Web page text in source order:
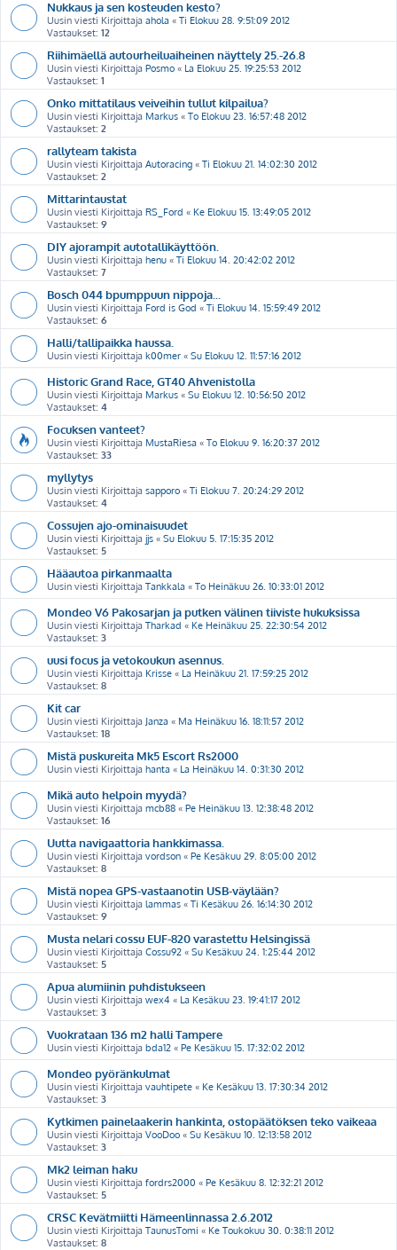
Nukkaus ja sen kosteuden kesto?
Uusin viesti Kirjoittaja ahola « Ti Elokuu 28. 9:51:09 2012
Vastaukset: 12
Riihimäellä autourheiluaiheinen näyttely 25.-26.8
Uusin viesti Kirjoittaja Posmo « La Elokuu 25. 19:25:53 2012
Vastaukset: 1
Onko mittatilaus veiveihin tullut kilpailua?
Uusin viesti Kirjoittaja Markus « To Elokuu 23. 16:57:48 2012
Vastaukset: 2
rallyteam takista
Uusin viesti Kirjoittaja Autoracing « Ti Elokuu 21. 14:02:30 2012
Vastaukset: 2
Mittarintaustat
Uusin viesti Kirjoittaja RS_Ford « Ke Elokuu 15. 13:49:05 2012
Vastaukset: 9
DIY ajorampit autotallikäyttöön.
Uusin viesti Kirjoittaja henu « Ti Elokuu 14. 20:42:02 2012
Vastaukset: 7
Bosch 044 bpumppuun nippoja...
Uusin viesti Kirjoittaja Ford is God « Ti Elokuu 14. 15:59:49 2012
Vastaukset: 6
Halli/tallipaikka haussa.
Uusin viesti Kirjoittaja k00mer « Su Elokuu 12. 11:57:16 2012
Historic Grand Race, GT40 Ahvenistolla
Uusin viesti Kirjoittaja Markus « Su Elokuu 12. 10:56:50 2012
Vastaukset: 4
Focuksen vanteet?
Uusin viesti Kirjoittaja MustaRiesa « To Elokuu 9. 16:20:37 2012
Vastaukset: 33
myllytys
Uusin viesti Kirjoittaja sapporo « Ti Elokuu 7. 20:24:29 2012
Vastaukset: 4
Cossujen ajo-ominaisuudet
Uusin viesti Kirjoittaja jjs « Su Elokuu 5. 17:15:35 2012
Vastaukset: 5
Hääautoa pirkanmaalta
Uusin viesti Kirjoittaja Tankkala « To Heinäkuu 26. 10:33:01 2012
Mondeo V6 Pakosarjan ja putken välinen tiiviste hukuksissa
Uusin viesti Kirjoittaja Tharkad « Ke Heinäkuu 25. 22:30:54 2012
Vastaukset: 3
uusi focus ja vetokoukun asennus.
Uusin viesti Kirjoittaja Krisse « La Heinäkuu 21. 17:59:25 2012
Vastaukset: 8
Kit car
Uusin viesti Kirjoittaja Janza « Ma Heinäkuu 16. 18:11:57 2012
Vastaukset: 18
Mistä puskureita Mk5 Escort Rs2000
Uusin viesti Kirjoittaja hanta « La Heinäkuu 14. 0:31:30 2012
Mikä auto helpoin myydä?
Uusin viesti Kirjoittaja mcb88 « Pe Heinäkuu 13. 12:38:48 2012
Vastaukset: 16
Uutta navigaattoria hankkimassa.
Uusin viesti Kirjoittaja vordson « Pe Kesäkuu 29. 8:05:00 2012
Vastaukset: 8
Mistä nopea GPS-vastaanotin USB-väylään?
Uusin viesti Kirjoittaja lammas « Ti Kesäkuu 26. 16:14:30 2012
Vastaukset: 9
Musta nelari cossu EUF-820 varastettu Helsingissä
Uusin viesti Kirjoittaja Cossu92 « Su Kesäkuu 24. 1:25:44 2012
Vastaukset: 5
Apua alumiinin puhdistukseen
Uusin viesti Kirjoittaja wex4 « La Kesäkuu 23. 19:41:17 2012
Vastaukset: 3
Vuokrataan 136 m2 halli Tampere
Uusin viesti Kirjoittaja bda12 « Pe Kesäkuu 15. 17:32:02 2012
Mondeo pyöränkulmat
Uusin viesti Kirjoittaja vauhtipete « Ke Kesäkuu 13. 17:30:34 2012
Vastaukset: 3
Kytkimen painelaakerin hankinta, ostopäätöksen teko vaikeaa
Uusin viesti Kirjoittaja VooDoo « Su Kesäkuu 10. 12:13:58 2012
Vastaukset: 3
Mk2 leiman haku
Uusin viesti Kirjoittaja fordrs2000 « Pe Kesäkuu 8. 12:32:21 2012
Vastaukset: 5
CRSC Kevätmiitti Hämeenlinnassa 2.6.2012
Uusin viesti Kirjoittaja TaunusTomi « Ke Toukokuu 30. 0:38:11 2012
Vastaukset: 8